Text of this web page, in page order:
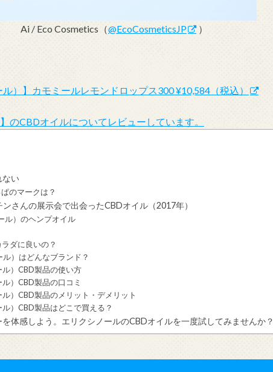
Ai / Eco Cosmetics（@EcoCosmeticsJP ）
ル）】カモミールレモンドロップス300 ¥10,584（税込）
のCBDオイルについてレビューしています。
い
のマークは？
さんの展示会で出会ったCBDオイル（2017年）
）のヘンプオイル
ダに良いの？
）はどんなブランド？
）CBD製品の使い方
）CBD製品の口コミ
）CBD製品のメリット・デメリット
）CBD製品はどこで買える？
体感しよう。エリクシノールのCBDオイルを一度試してみませんか？